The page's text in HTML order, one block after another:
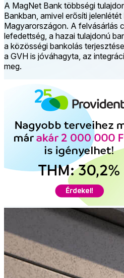
A MagNet Bank többségi
Bankban, amivel erősíti
Magyarországon. A felvásárlás
lefedettség, a hazai tulajdonú
a közösségi bankolás
a GVH is jóváhagyta, az
meg.